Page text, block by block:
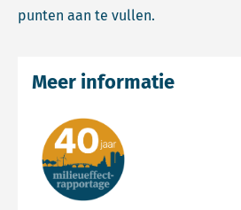
punten aan te vullen.
Meer informatie